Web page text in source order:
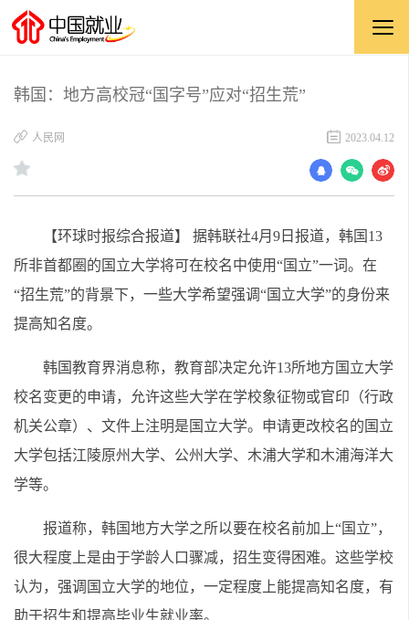
韩国：地方高校冠“国字号”应对“招生荒”
人民网 2023.04.12
【环球时报综合报道】 据韩联社4月9日报道，韩国13
所非首都圈的国立大学将可在校名中使用“国立”一词。在
“招生荒”的背景下，一些大学希望强调“国立大学”的身份来
提高知名度。
韩国教育界消息称，教育部决定允许13所地方国立大学
校名变更的申请，允许这些大学在学校象征物或官印（行政
机关公章）、文件上注明是国立大学。申请更改校名的国立
大学包括江陵原州大学、公州大学、木浦大学和木浦海洋大
学等。
报道称，韩国地方大学之所以要在校名前加上“国立”，
很大程度上是由于学龄人口骤减，招生变得困难。这些学校
认为，强调国立大学的地位，一定程度上能提高知名度，有
助于招生和提高毕业生就业率。